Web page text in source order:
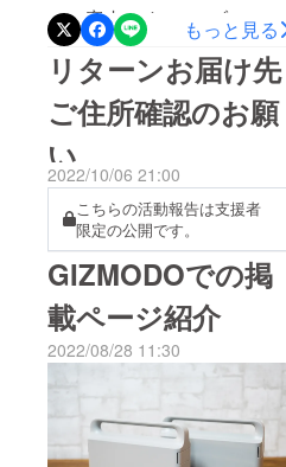
のご案内です。 ▼ ブレード
も豊富！コンパクトな多機
能コードレスカッター＆ポ
リッシャー！▼https://camp-
fire.jp/projects/945549/view1
. 超音波振動で簡単に切断・
研磨 2. 5種類のブレードと
ポリッシャー機能で多機能
対応 3. 安定性と操作性が向
上し、長時間の作業も快適
本日は、【GIZMODO】に
Hanboost Cutter 2.0 のレ
ビュー記事が掲載されまし
たのでご紹介いたします。
もっと見る
リターンお届け先
ご住所確認のお願
い
2022/10/06 21:00
こちらの活動報告は支援者
限定の公開です。
GIZMODOでの掲
載ページ紹介
2022/08/28 11:30